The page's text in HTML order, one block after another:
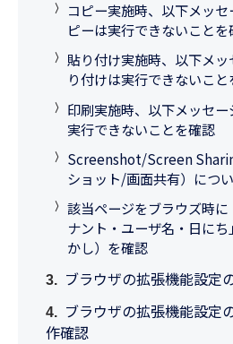
コピー実施時、以下メッ
ピーは実行できないことを
貼り付け実施時、以下メ
り付けは実行できないこ
印刷実施時、以下メッセ
実行できないことを確認
Screenshot/Screen
ショット/画面共有）につ
該当ページをブラウズ時
ナント・ユーザ名・日に
かし）を確認
ブラウザの拡張機能設定
ブラウザの拡張機能設定
作確認